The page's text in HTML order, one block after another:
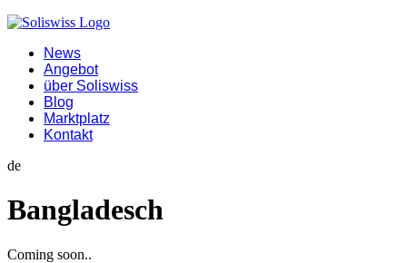
News
Angebot
über Soliswiss
Blog
Marktplatz
Kontakt
de
Bangladesch
Coming soon..